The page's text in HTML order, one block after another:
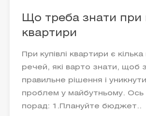
Що треба знати при
квартири
При купівлі квартири є
речей, які варто знати, щоб
правильне рішення і
проблем у майбутньому. Ось
порад: 1.Плануйте бюджет..